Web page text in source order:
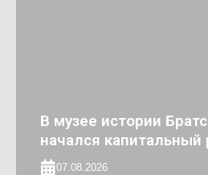
В музее истории
начался капитальный
07.08.2026